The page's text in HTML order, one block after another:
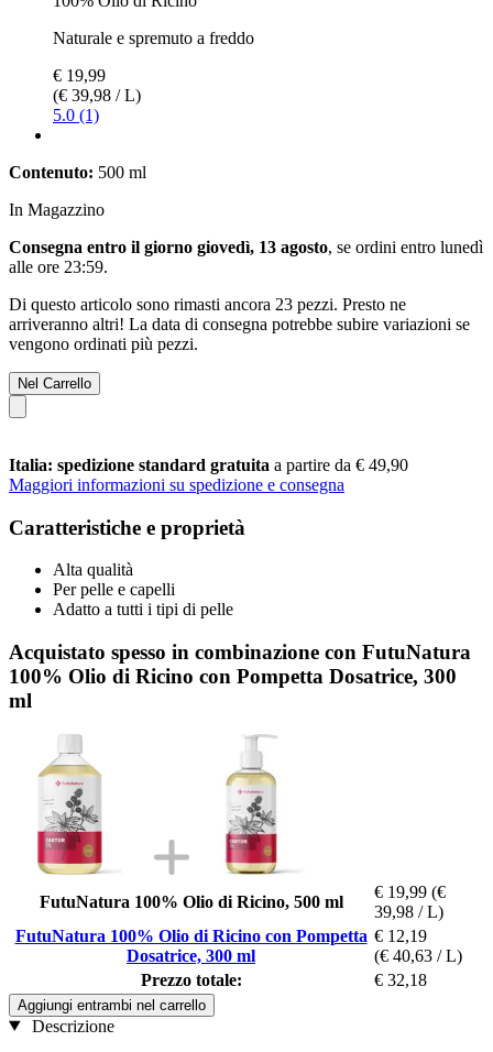
Naturale e spremuto a freddo
€ 19,99
(€ 39,98 / L)
5.0 (1)
Contenuto: 500 ml
In Magazzino
Consegna entro il giorno giovedì, 13 agosto, se ordini entro lunedì
alle ore 23:59.
Di questo articolo sono rimasti ancora 23 pezzi. Presto ne
arriveranno altri! La data di consegna potrebbe subire variazioni se
vengono ordinati più pezzi.
Nel Carrello
Italia: spedizione standard gratuita a partire da € 49,90
Maggiori informazioni su spedizione e consegna
Caratteristiche e proprietà
Alta qualità
Per pelle e capelli
Adatto a tutti i tipi di pelle
Acquistato spesso in combinazione con FutuNatura
100% Olio di Ricino con Pompetta Dosatrice, 300
ml
FutuNatura 100% Olio di Ricino, 500 ml
€ 19,99 (€
39,98 / L)
FutuNatura 100% Olio di Ricino con Pompetta
Dosatrice, 300 ml
€ 12,19
(€ 40,63 / L)
Prezzo totale:
€ 32,18
Aggiungi entrambi nel carrello
Descrizione